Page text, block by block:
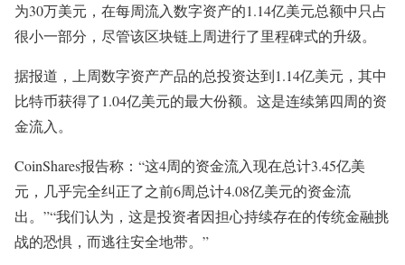
为30万美元，在每周流入数字资产的1.14亿美元总额中只占
很小一部分，尽管该区块链上周进行了里程碑式的升级。
据报道，上周数字资产产品的总投资达到1.14亿美元，其中
比特币获得了1.04亿美元的最大份额。这是连续第四周的资
金流入。
CoinShares报告称：“这4周的资金流入现在总计3.45亿美
元，几乎完全纠正了之前6周总计4.08亿美元的资金流
出。”“我们认为，这是投资者因担心持续存在的传统金融挑
战的恐惧，而逃往安全地带。”